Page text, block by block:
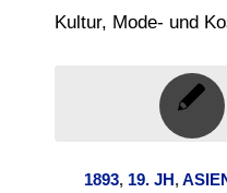
Kultur, Mode- und
1893, 19. JH,